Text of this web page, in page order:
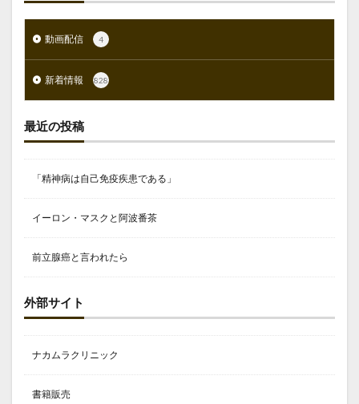
動画配信 4
新着情報 828
最近の投稿
「精神病は自己免疫疾患である」
イーロン・マスクと阿波番茶
前立腺癌と言われたら
外部サイト
ナカムラクリニック
書籍販売